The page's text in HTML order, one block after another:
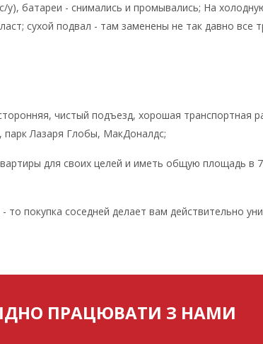
батареи - снимались и промывались; На
сухой подвал - там заменены не так давно все
чистый подъезд, хорошая транспортная
Лазаря Глобы, МакДоналдс;
для своих целей и иметь общую площадь в
то покупка соседней делает вам действительно
ПРАЦЮВАТИ З НАМИ